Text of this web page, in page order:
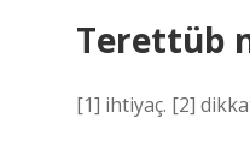
Terettüb
[1] ihtiyaç. [2]